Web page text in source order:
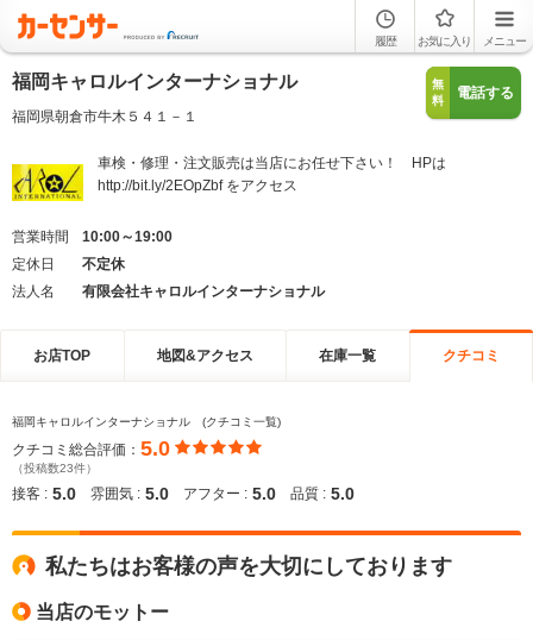
履歴 お気に入り メニュー
福岡キャロルインターナショナル
福岡県朝倉市牛木５４１－１
無
料
電話する
車検・修理・注文販売は当店にお任せ下さい！ HPは
http://bit.ly/2EOpZbf をアクセス
営業時間
10:00～19:00
定休日
不定休
法人名
有限会社キャロルインターナショナル
お店TOP 地図&アクセス 在庫一覧 クチコミ
福岡キャロルインターナショナル (クチコミ一覧)
クチコミ総合評価： 5.0
（投稿数23件）
接客 : 5.0 雰囲気 : 5.0 アフター : 5.0 品質 : 5.0
私たちはお客様の声を大切にしております
当店のモットー